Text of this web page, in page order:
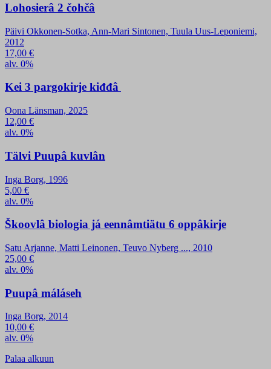
Lohosierâ 2 čohčâ
Päivi Okkonen-Sotka, Ann-Mari Sintonen, Tuula Uus-Leponiemi,
2012
17,00 €
alv. 0%
Kei 3 pargokirje kiđđâ
Oona Länsman, 2025
12,00 €
alv. 0%
Tälvi Puupâ kuvlân
Inga Borg, 1996
5,00 €
alv. 0%
Škoovlâ biologia já eennâmtiätu 6 oppâkirje
Satu Arjanne, Matti Leinonen, Teuvo Nyberg ..., 2010
25,00 €
alv. 0%
Puupâ máláseh
Inga Borg, 2014
10,00 €
alv. 0%
Palaa alkuun